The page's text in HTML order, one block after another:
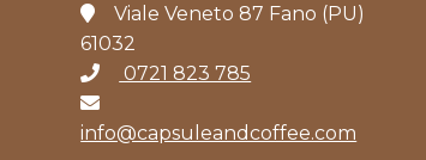
Viale Veneto 87 Fano (PU)
61032
0721 823 785
info@capsuleandcoffee.com